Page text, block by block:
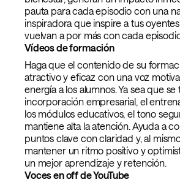
pauta para cada episodio con una
inspiradora que inspire a tus
vuelvan a por más con cada
Vídeos de formación
Haga que el contenido de su
atractivo y eficaz con una voz
energía a los alumnos. Ya sea que
incorporación empresarial, el
los módulos educativos, el tono
mantiene alta la atención. Ayuda a
puntos clave con claridad y, al
mantener un ritmo positivo y
un mejor aprendizaje y retención.
Voces en off de YouTube